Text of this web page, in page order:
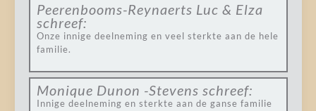
Peerenbooms-Reynaerts Luc & Elza
schreef:
Onze innige deelneming en veel sterkte aan de hele
familie.
Monique Dunon -Stevens schreef:
Innige deelneming en sterkte aan de ganse familie